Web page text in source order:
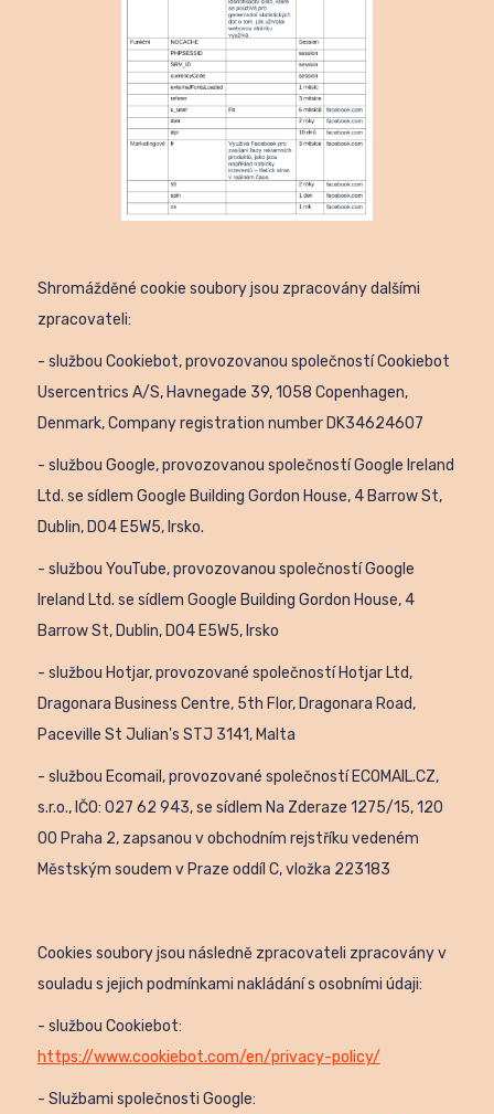
Shromážděné cookie soubory jsou zpracovány dalšími
zpracovateli:
- službou Cookiebot, provozovanou společností Cookiebot
Usercentrics A/S, Havnegade 39, 1058 Copenhagen,
Denmark, Company registration number DK34624607
- službou Google, provozovanou společností Google Ireland
Ltd. se sídlem Google Building Gordon House, 4 Barrow St,
Dublin, D04 E5W5, Irsko.
- službou YouTube, provozovanou společností Google
Ireland Ltd. se sídlem Google Building Gordon House, 4
Barrow St, Dublin, D04 E5W5, Irsko
- službou Hotjar, provozované společností Hotjar Ltd,
Dragonara Business Centre, 5th Flor, Dragonara Road,
Paceville St Julian's STJ 3141, Malta
- službou Ecomail, provozované společností ECOMAIL.CZ,
s.r.o., IČO: 027 62 943, se sídlem Na Zderaze 1275/15, 120
00 Praha 2, zapsanou v obchodním rejstříku vedeném
Městským soudem v Praze oddíl C, vložka 223183
Cookies soubory jsou následně zpracovateli zpracovány v
souladu s jejich podmínkami nakládání s osobními údaji:
- službou Cookiebot:
https://www.cookiebot.com/en/privacy-policy/
- Službami společnosti Google: